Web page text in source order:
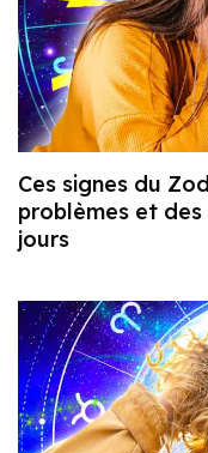
Ces signes du
problèmes et
jours